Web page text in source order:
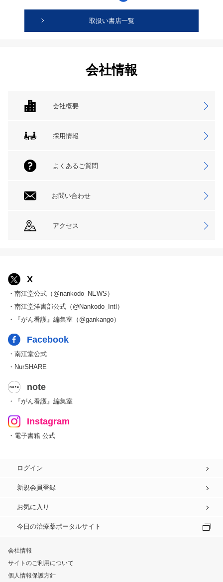
取扱い書店一覧
会社情報
会社概要
採用情報
よくあるご質問
お問い合わせ
アクセス
X
・南江堂公式（@nankodo_NEWS）
・南江堂洋書部公式（@Nankodo_Intl）
・『がん看護』編集室（@gankango）
Facebook
・南江堂公式
・NurSHARE
note
・『がん看護』編集室
Instagram
・電子書籍 公式
ログイン
新規会員登録
お気に入り
今日の治療薬ポータルサイト
会社情報
サイトのご利用について
個人情報保護方針